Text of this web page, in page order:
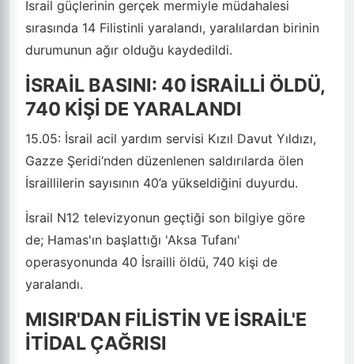
İsrail güçlerinin gerçek mermiyle müdahalesi
sırasında 14 Filistinli yaralandı, yaralılardan birinin
durumunun ağır olduğu kaydedildi.
İSRAİL BASINI: 40 İSRAİLLİ ÖLDÜ,
740 KİŞİ DE YARALANDI
15.05: İsrail acil yardım servisi Kızıl Davut Yıldızı,
Gazze Şeridi’nden düzenlenen saldırılarda ölen
İsraillilerin sayısının 40’a yükseldiğini duyurdu.
İsrail N12 televizyonun geçtiği son bilgiye göre
de; Hamas'ın başlattığı 'Aksa Tufanı'
operasyonunda 40 İsrailli öldü, 740 kişi de
yaralandı.
MISIR'DAN FİLİSTİN VE İSRAİL'E
İTİDAL ÇAĞRISI